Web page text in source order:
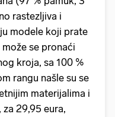
rastezljiva i
modele koji prate
se pronaći
kroja, sa 100 %
rangu našle su se
materijalima i
29,95 eura,